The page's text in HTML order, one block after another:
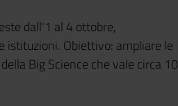
dall'1 al 4 ottobre,
istituzioni. Obiettivo: ampliare le
Big Science che vale circa 10